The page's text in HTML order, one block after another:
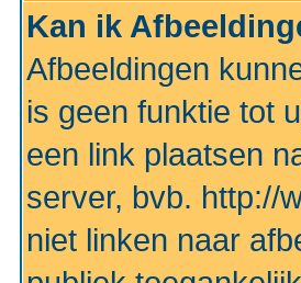
Kan ik
Afbeeldingen
is geen funktie tot
een link plaatsen
server, bvb. http://
niet linken naar